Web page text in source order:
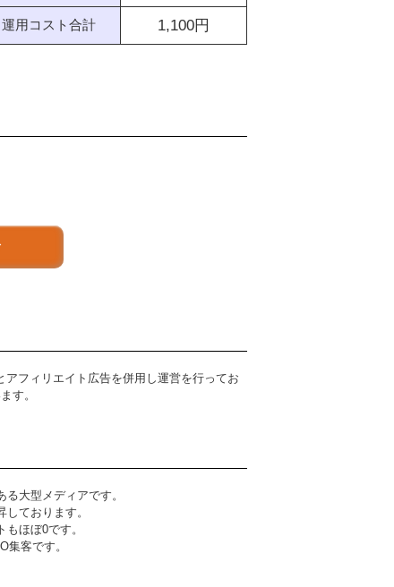
運用コスト合計 1,100円
フィリエイト広告を併用し運営を行ってお
す。
大型メディアです。
ております。
ほぼ0です。
客です。